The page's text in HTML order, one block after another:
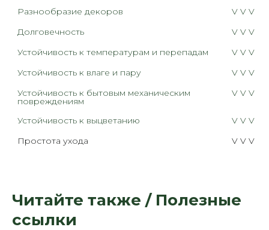
Разнообразие декоров
Долговечность
V V V
Устойчивость к температурам и перепадам
V V V
Устойчивость к влаге и пару
V V V
Устойчивость к бытовым механическим
повреждениям
V V V
Устойчивость к выцветанию
V V V V
Простота ухода
V V V V
Читайте также / Полезные
ссылки